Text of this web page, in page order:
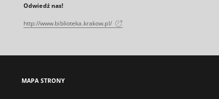
Odwiedź nas!
http://www.biblioteka.krakow.pl/
MAPA STRONY